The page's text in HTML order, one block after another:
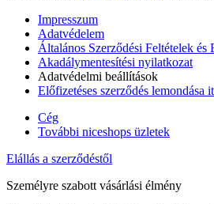
Impresszum
Adatvédelem
Általános Szerződési Feltételek és
Akadálymentesítési nyilatkozat
Adatvédelmi beállítások
Előfizetéses szerződés lemondása
Cég
További niceshops üzletek
Elállás a szerződéstől
Személyre szabott vásárlási élmény